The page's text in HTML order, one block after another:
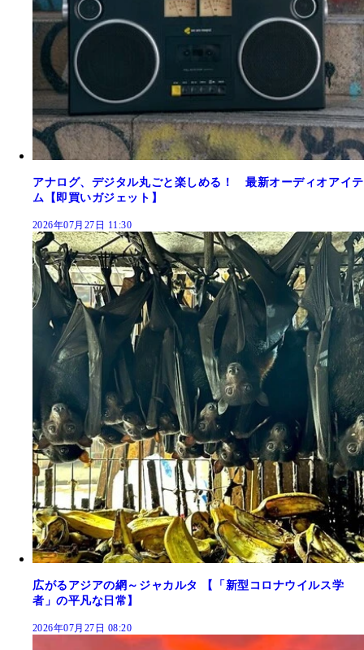
アナログ、デジタル丸ごと楽しめる！ 最新オーディオアイテ
ム【即買いガジェット】
2026年07月27日 11:30
広がるアジアの網～ジャカルタ 【「新型コロナウイルス学
者」の平凡な日常】
2026年07月27日 08:20